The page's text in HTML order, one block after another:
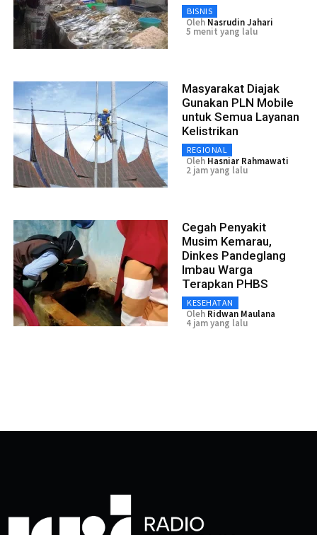
BISNIS
Oleh Nasrudin Jahari
5 menit yang lalu
Masyarakat Diajak
Gunakan PLN Mobile
untuk Semua Layanan
Kelistrikan
REGIONAL
Oleh Hasniar Rahmawati
2 jam yang lalu
Cegah Penyakit
Musim Kemarau,
Dinkes Pandeglang
Imbau Warga
Terapkan PHBS
KESEHATAN
Oleh Ridwan Maulana
4 jam yang lalu